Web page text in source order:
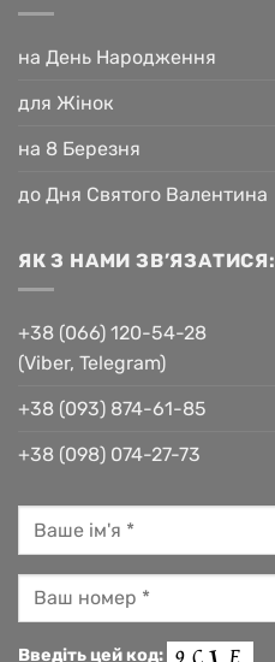
на День Народження
для Жінок
на 8 Березня
до Дня Святого Валентина
ЯК З НАМИ ЗВ’ЯЗАТИСЯ:
+38 (066) 120-54-28
(Viber, Telegram)
+38 (093) 874-61-85
+38 (098) 074-27-73
Введіть цей код: